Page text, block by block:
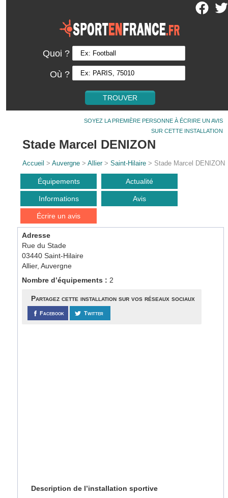
Quoi ?
Où ?
SOYEZ LA PREMIÈRE PERSONNE À ÉCRIRE UN AVIS
SUR CETTE INSTALLATION
Stade Marcel DENIZON
Accueil >Auvergne >Allier>Saint-Hilaire > Stade Marcel DENIZON
Équipements Actualité
Informations Avis
Écrire un avis
Adresse
Rue du Stade
03440 Saint-Hilaire
Allier, Auvergne
Nombre d’équipements : 2
Partagez cette installation sur vos réseaux sociaux
Facebook Twitter
Description de l’installation sportive